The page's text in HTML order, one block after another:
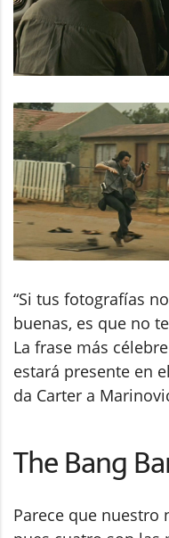
“Si tus fotografías
buenas, es que no
La frase más
estará presente en
da Carter a
The Bang
Parece que nuestro